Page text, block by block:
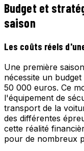
Budget et
saison
Les coûts réels
Une première
nécessite un
50 000 euros. Ce
l'équipement de
transport de la
des différentes
cette réalité
pour de nombreux